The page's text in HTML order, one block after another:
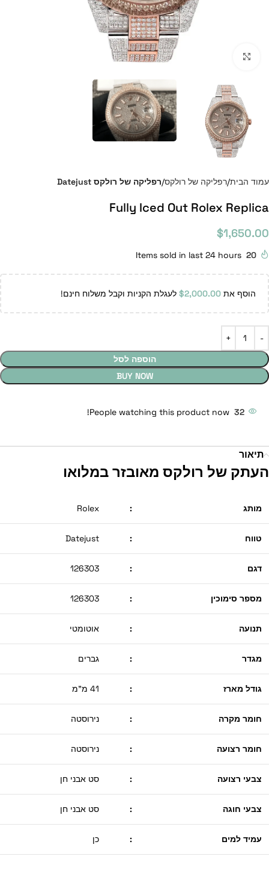
עמוד הבית רפליקה של רולקס רפליקה של רולקס Datejust
Fully Iced Out Rolex Replica
$1,650.00
20
Items sold in last 24 hours
הוסף את $2,000.00 לעגלת הקניות וקבל משלוח חינם!
הוספה לסל
BUY NOW
32
People watching this product now!
תיאור
העתק של רולקס מאובזר במלואו
מותג :
Rolex
טווח :
Datejust
דגם :
126303
מספר סימוכין :
126303
תנועה : אוטומטי
מגדר : גברים
גודל מארז : 41 מ"מ
חומר מקרה : נירוסטה
חומר רצועה : נירוסטה
צבעי רצועה : סט אבני חן
צבעי חוגה : סט אבני חן
עמיד למים : כן